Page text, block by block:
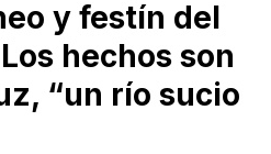
y festín del
hechos son
“un río sucio